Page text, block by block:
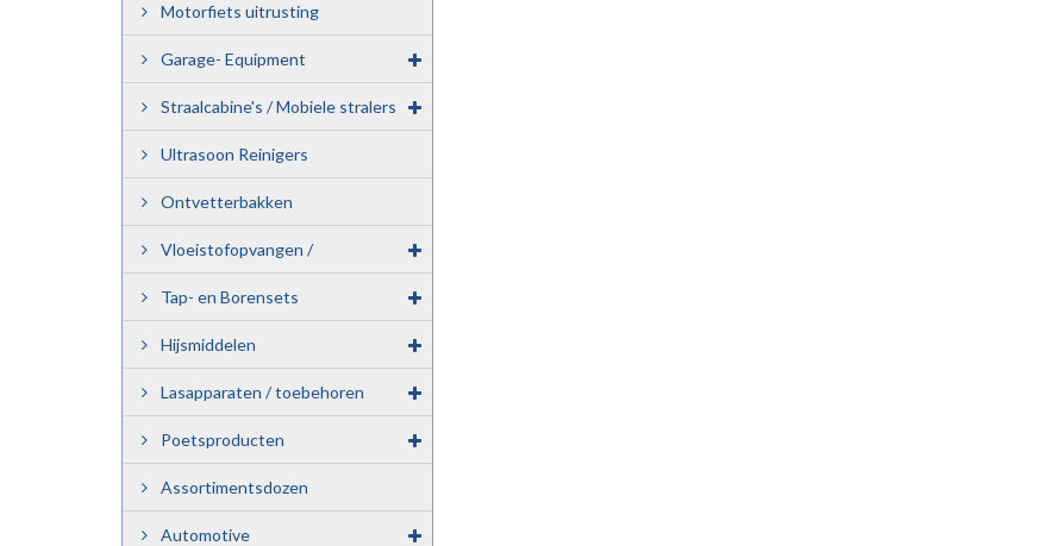
Motorfiets uitrusting
Garage- Equipment
Straalcabine's / Mobiele stralers
Ultrasoon Reinigers
Ontvetterbakken
Vloeistofopvangen /
Milieubakken.
Tap- en Borensets
Hijsmiddelen
Lasapparaten / toebehoren
Poetsproducten
Assortimentsdozen
Automotive